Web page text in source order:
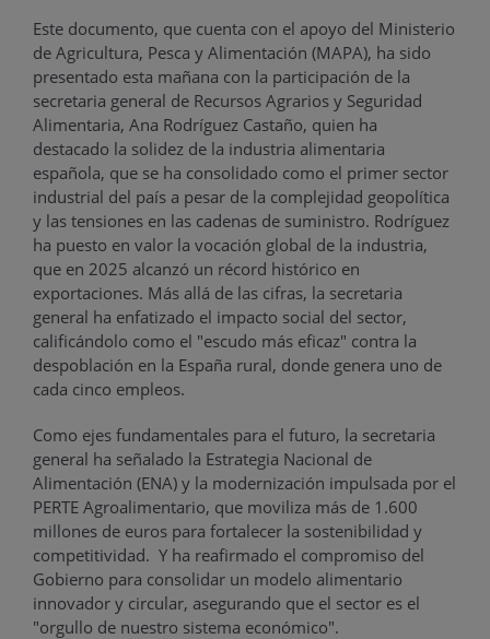
Este documento, que cuenta con el apoyo del Ministerio
de Agricultura, Pesca y Alimentación (MAPA), ha sido
presentado esta mañana con la participación de la
secretaria general de Recursos Agrarios y Seguridad
Alimentaria, Ana Rodríguez Castaño, quien ha
destacado la solidez de la industria alimentaria
española, que se ha consolidado como el primer sector
industrial del país a pesar de la complejidad geopolítica
y las tensiones en las cadenas de suministro. Rodríguez
ha puesto en valor la vocación global de la industria,
que en 2025 alcanzó un récord histórico en
exportaciones. Más allá de las cifras, la secretaria
general ha enfatizado el impacto social del sector,
calificándolo como el "escudo más eficaz" contra la
despoblación en la España rural, donde genera uno de
cada cinco empleos.
Como ejes fundamentales para el futuro, la secretaria
general ha señalado la Estrategia Nacional de
Alimentación (ENA) y la modernización impulsada por el
PERTE Agroalimentario, que moviliza más de 1.600
millones de euros para fortalecer la sostenibilidad y
competitividad. Y ha reafirmado el compromiso del
Gobierno para consolidar un modelo alimentario
innovador y circular, asegurando que el sector es el
"orgullo de nuestro sistema económico".